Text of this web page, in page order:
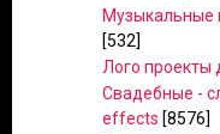
Музыкальные
[532]
Лого
Свадебные -
effects [8576]